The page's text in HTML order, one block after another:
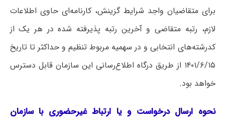
برای متقاضیان واجد شرایط گزینش، کارنامه‌ای حاوی اطلاعات
لازم، رتبه متقاضی و آخرین رتبه پذیرفته شده در هر یک از
کدرشته‌های انتخابی و در سهمیه مربوط تنظیم و حداکثر تا تاریخ
۱۴۰۱/۶/۱۵ از طریق درگاه اطلاع‌رسانی این سازمان قابل دسترس
خواهد بود.
نحوه ارسال درخواست و یا ارتباط غیرحضوری با سازمان